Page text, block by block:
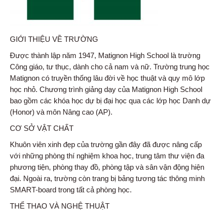
GIỚI THIỆU VỀ TRƯỜNG
Được thành lập năm 1947, Matignon High School là trường
Công giáo, tư thục, dành cho cả nam và nữ. Trường trung học
Matignon có truyền thống lâu đời về học thuật và quy mô lớp
học nhỏ. Chương trình giảng dạy của Matignon High School
bao gồm các khóa học dự bị đại học qua các lớp học Danh dự
(Honor) và môn Nâng cao (AP).
CƠ SỞ VẬT CHẤT
Khuôn viên xinh đẹp của trường gần đây đã được nâng cấp
với những phòng thí nghiệm khoa học, trung tâm thư viện đa
phương tiện, phòng thay đồ, phòng tập và sân vận động hiện
đại. Ngoài ra, trường còn trang bị bảng tương tác thông minh
SMART-board trong tất cả phòng học.
THỂ THAO VÀ NGHỆ THUẬT